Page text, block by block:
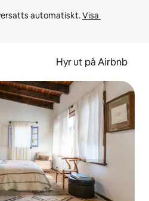
automatiskt. Visa
Hyr ut på Airbnb